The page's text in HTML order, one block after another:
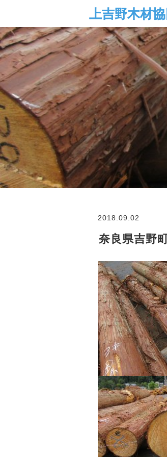
2018.09.02
奈良県吉野